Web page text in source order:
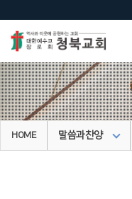
HOME 말씀과찬양